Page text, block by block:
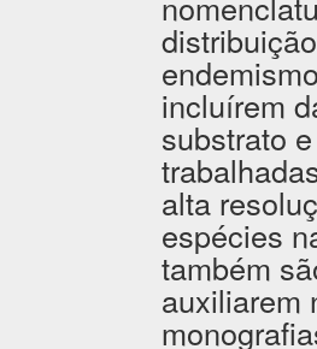
incluírem
substrato
alta
espécies
também
auxiliarem